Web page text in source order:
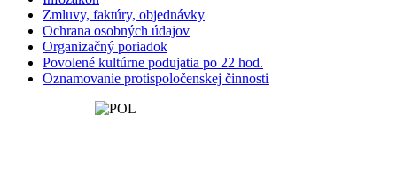
Zmluvy, faktúry, objednávky
Ochrana osobných údajov
Organizačný poriadok
Povolené kultúrne podujatia po 22 hod.
Oznamovanie protispoločenskej činnosti